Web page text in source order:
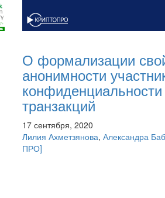
О формализации
анонимности
конфиденциальности
транзакций
17 сентября, 2020
Лилия Ахметзянова, Александра
ПРО]